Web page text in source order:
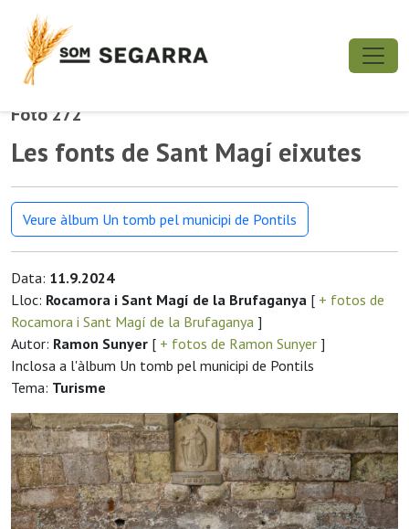
Foto 272
Les fonts de Sant Magí eixutes
Veure àlbum Un tomb pel municipi de Pontils
Data: 11.9.2024
Lloc: Rocamora i Sant Magí de la Brufaganya [ + fotos de
Rocamora i Sant Magí de la Brufaganya ]
Autor: Ramon Sunyer [ + fotos de Ramon Sunyer ]
Inclosa a l'àlbum Un tomb pel municipi de Pontils
Tema: Turisme